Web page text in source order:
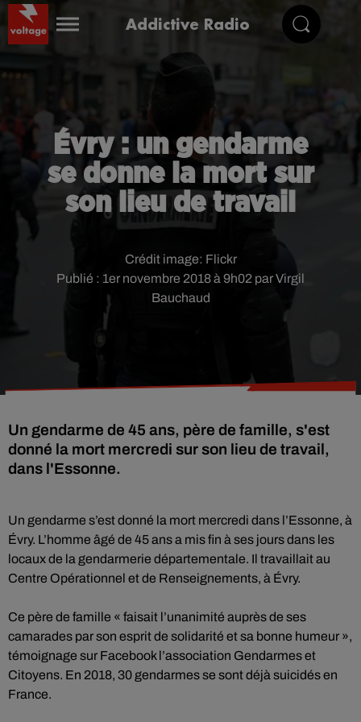
Addictive Radio
Évry : un gendarme
se donne la mort sur
son lieu de travail
Publié : 1er novembre 2018 à 9h02 par Virgil
Bauchaud
Crédit image: Flickr
Un gendarme de 45 ans, père de famille, s'est
donné la mort mercredi sur son lieu de travail,
dans l'Essonne.
Un gendarme s’est donné la mort mercredi dans l’Essonne, à
Évry. L’homme âgé de 45 ans a mis fin à ses jours dans les
locaux de la gendarmerie départementale. Il travaillait au
Centre Opérationnel et de Renseignements, à Évry.
Ce père de famille « faisait l’unanimité auprès de ses
camarades par son esprit de solidarité et sa bonne humeur »,
témoignage sur Facebook l’association Gendarmes et
Citoyens. En 2018, 30 gendarmes se sont déjà suicidés en
France.